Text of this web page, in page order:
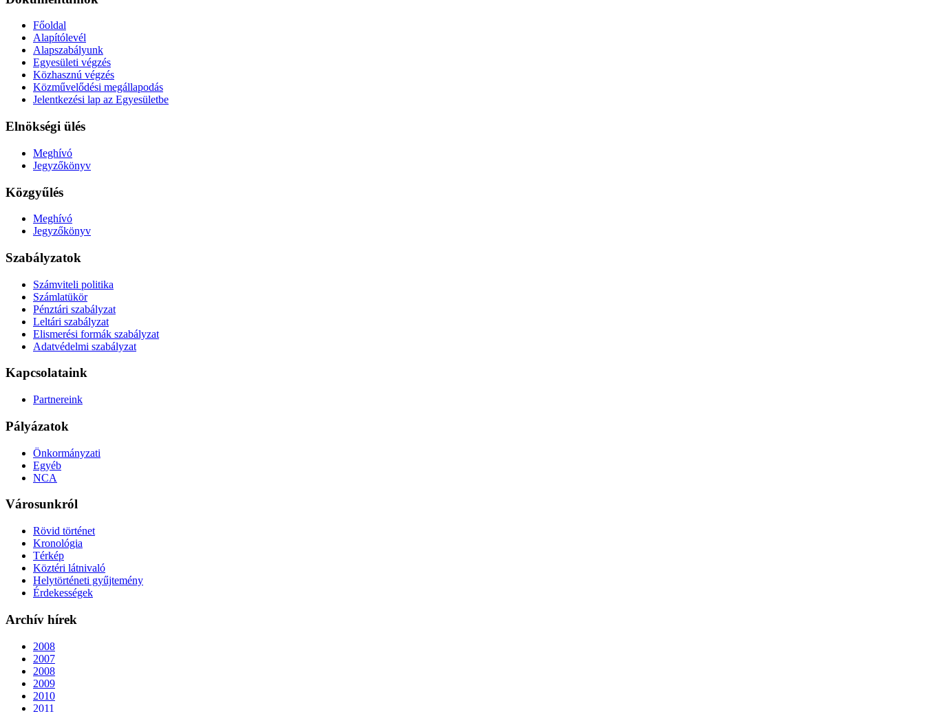
Főoldal
Alapítólevél
Alapszabályunk
Egyesületi végzés
Közhasznú végzés
Közművelődési megállapodás
Jelentkezési lap az Egyesületbe
Elnökségi ülés
Meghívó
Jegyzőkönyv
Közgyűlés
Meghívó
Jegyzőkönyv
Szabályzatok
Számviteli politika
Számlatükör
Pénztári szabályzat
Leltári szabályzat
Elismerési formák szabályzat
Adatvédelmi szabályzat
Kapcsolataink
Partnereink
Pályázatok
Önkormányzati
Egyéb
NCA
Városunkról
Rövid történet
Kronológia
Térkép
Köztéri látnivaló
Helytörténeti gyűjtemény
Érdekességek
Archív hírek
2008
2007
2008
2009
2010
2011